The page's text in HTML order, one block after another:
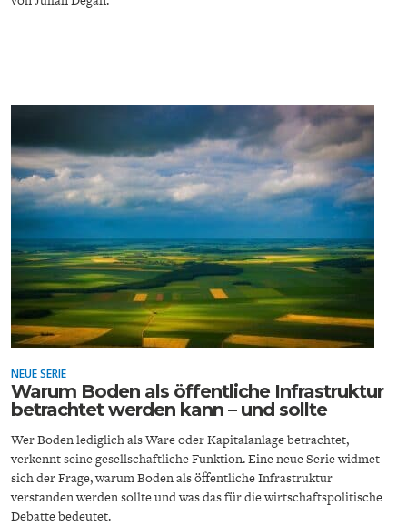
GERMANOMICS
HÖRSAAL
NEUE SERIE
Warum Boden als öffentliche Infrastruktur
betrachtet werden kann – und sollte
Wer Boden lediglich als Ware oder Kapitalanlage betrachtet,
verkennt seine gesellschaftliche Funktion. Eine neue Serie widmet
sich der Frage, warum Boden als öffentliche Infrastruktur
verstanden werden sollte und was das für die wirtschaftspolitische
Debatte bedeutet.